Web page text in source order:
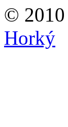
© 2010
Horký